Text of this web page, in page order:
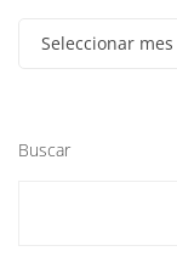
Seleccionar mes
Buscar